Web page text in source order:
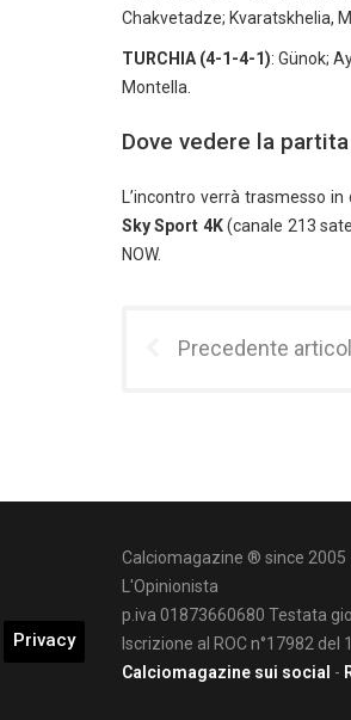
Chakvetadze; Kvaratskhelia,
TURCHIA (4-1-4-1): Günok;
Montella.
Dove vedere la
L’incontro verrà trasmesso
Sky Sport 4K(canale 213
NOW.
Precedente
Calciomagazine ® since 2005
L'Opinionista
p.iva 01873660680 Testata
Iscrizione al ROC n°17982
Calciomagazine sui social -
Privacy